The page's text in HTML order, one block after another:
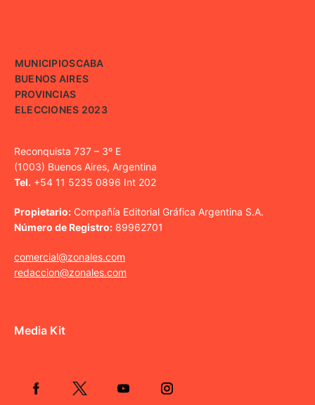
MUNICIPIOSCABA
BUENOS AIRES
PROVINCIAS
ELECCIONES 2023
Reconquista 737 – 3º E
(1003) Buenos Aires, Argentina
Tel. +54 11 5235 0896 Int 202
Propietario: Compañía Editorial Gráfica Argentina S.A.
Número de Registro: 89962701
comercial@zonales.com
redaccion@zonales.com
Media Kit